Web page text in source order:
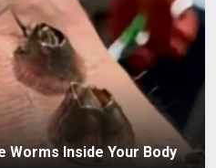
Worms Inside Your Body